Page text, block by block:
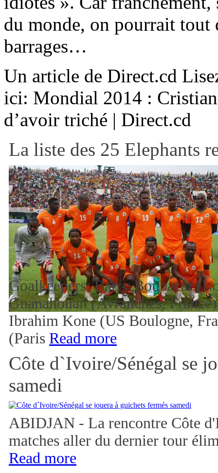
du monde, on pourrait tout
barrages…
Un article de Direct.cd
ici: Mondial 2014 :
d’avoir triché | Direct.cd
La liste des 25 Elephants
Goalkeepers: Barry Boubacar
Gnanahouan (Avranches,
Ibrahim Kone (US Boulogne,
(Paris Read more
Côte d`Ivoire/Sénégal se
samedi
ABIDJAN - La rencontre Côte
matches aller du dernier tour
Read more